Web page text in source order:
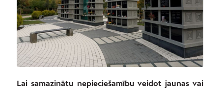
Lai samazinātu nepieciešamību veidot jaunas vai